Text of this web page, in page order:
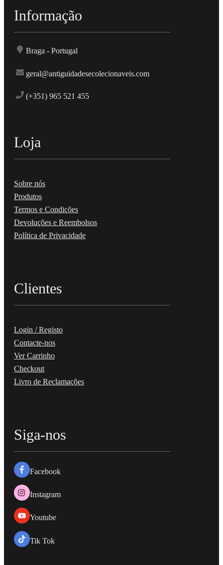
Informação
Braga - Portugal
geral@antiguidadesecolecionaveis.com
(+351) 965 521 455
Loja
Sobre nós
Produtos
Termos e Condições
Devoluções e Reembolsos
Política de Privacidade
Clientes
Login / Registo
Contacte-nos
Ver Carrinho
Checkout
Livro de Reclamações
Siga-nos
Facebook
Instagram
Youtube
Tik Tok